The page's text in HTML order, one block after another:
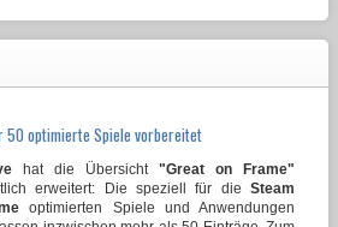
50 optimierte Spiele vorbereitet
hat die Übersicht "Great on Frame"
erweitert: Die speziell für die Steam
optimierten Spiele und Anwendungen